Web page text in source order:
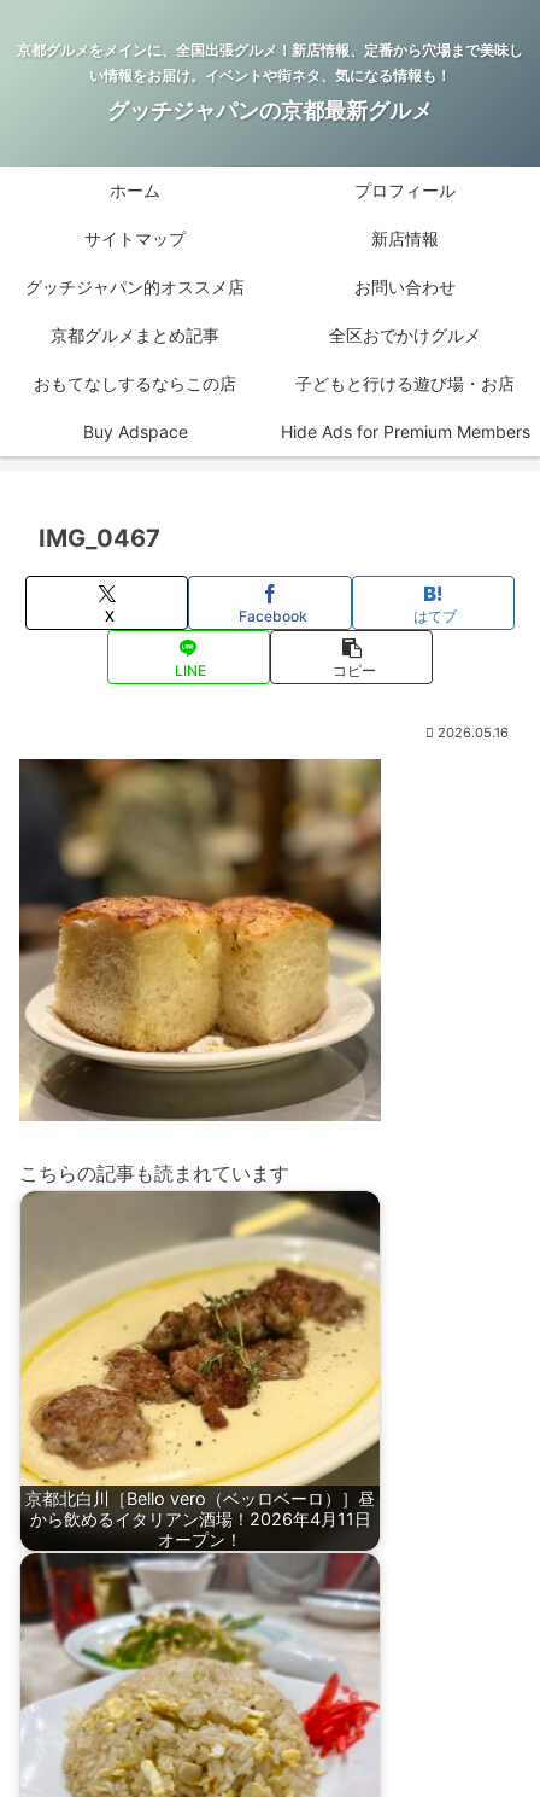
京都グルメをメインに、全国出張グルメ！新店情報、定番から穴場まで美味し
い情報をお届け。イベントや街ネタ、気になる情報も！
グッチジャパンの京都最新グルメ
ホーム プロフィール
サイトマップ 新店情報
グッチジャパン的オススメ店 お問い合わせ
京都グルメまとめ記事 全区おでかけグルメ
おもてなしするならこの店 子どもと行ける遊び場・お店
Buy Adspace Hide Ads for Premium Members
IMG_0467
X Facebook はてブ
LINE コピー
2026.05.16
こちらの記事も読まれています
京都北白川［Bello vero（ベッロベーロ）］昼
から飲めるイタリアン酒場！2026年4月11日
オープン！